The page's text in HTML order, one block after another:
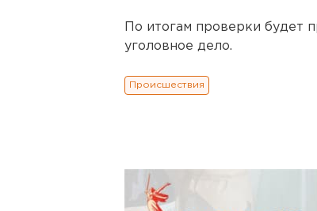
По итогам проверки будет
уголовное дело.
Происшествия